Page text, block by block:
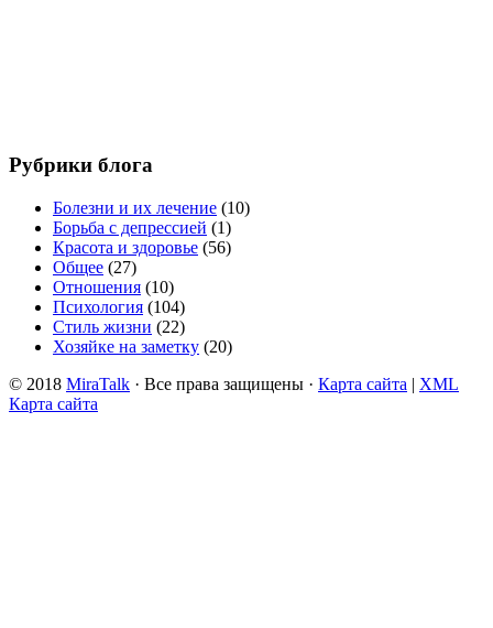
Рубрики блога
Болезни и их лечение (10)
Борьба с депрессией (1)
Красота и здоровье (56)
Общее (27)
Отношения (10)
Психология (104)
Стиль жизни (22)
Хозяйке на заметку (20)
© 2018 MiraTalk · Все права защищены · Карта сайта | XML
Карта сайта